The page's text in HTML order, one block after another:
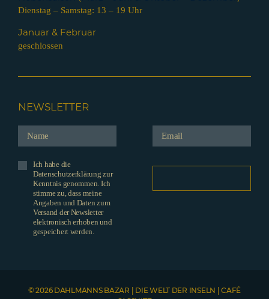
Dienstag – Samstag: 13 – 19 Uhr
Januar & Februar
geschlossen
NEWSLETTER
Ich habe die
Datenschutzerklärung zur
Kenntnis genommen. Ich
stimme zu, dass meine
Angaben und Daten zum
Versand der Newsletter
elektronisch erhoben und
gespeichert werden.
© 2026 DAHLMANNS BAZAR | DIE WELT DER INSELN | CAFÉ